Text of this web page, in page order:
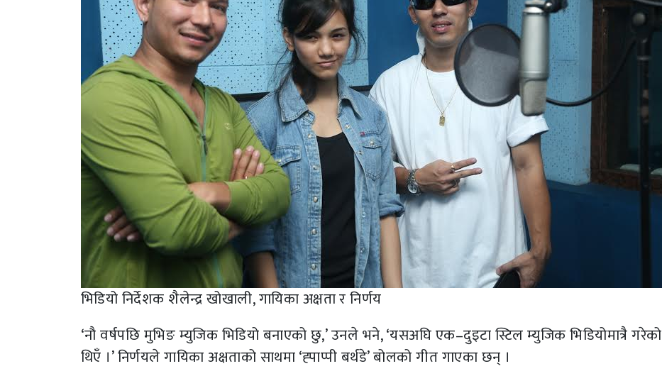
भिडियो निर्देशक शैलेन्द्र खोखाली, गायिका अक्षता र निर्णय
‘नौ वर्षपछि मुभिङ म्युजिक भिडियो बनाएको छु,’ उनले भने, ‘यसअघि एक–दुइटा स्टिल म्युजिक भिडियोमात्रै गरेको
थिएँ ।’ निर्णयले गायिका अक्षताको साथमा ‘ह्पाप्पी बर्थडे’ बोलको गीत गाएका छन् ।